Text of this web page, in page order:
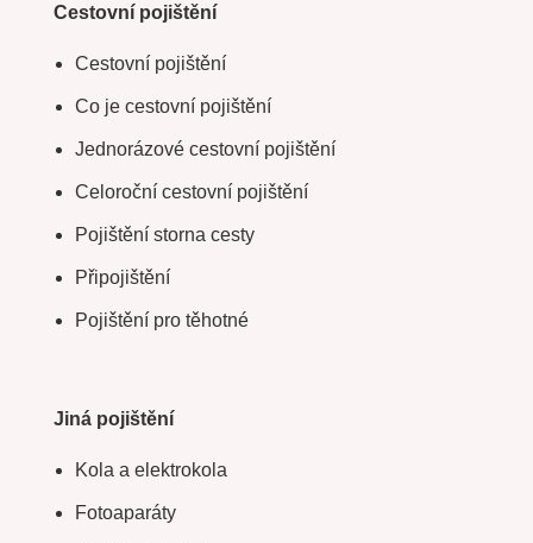
Cestovní pojištění
Cestovní pojištění
Co je cestovní pojištění
Jednorázové cestovní pojištění
Celoroční cestovní pojištění
Pojištění storna cesty
Připojištění
Pojištění pro těhotné
Jiná pojištění
Kola a elektrokola
Fotoaparáty